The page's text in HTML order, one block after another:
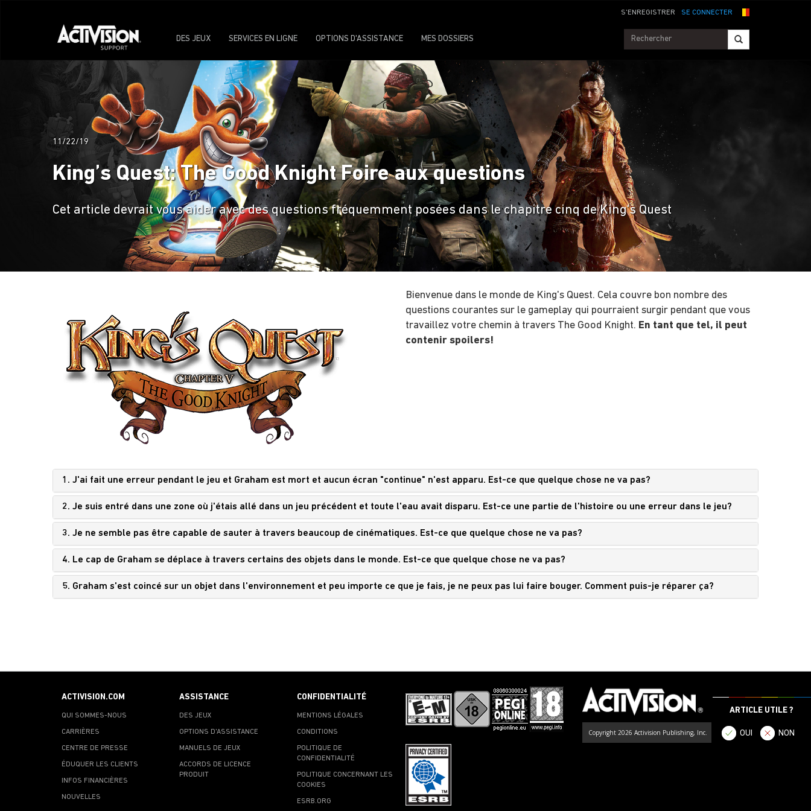
SE CONNECTER
S'ENREGISTRER
DES JEUX SERVICES EN LIGNE OPTIONS D'ASSISTANCE MES DOSSIERS
ARTICLE UTILE ?
OUI NON
11/22/19
King’s Quest: The Good Knight Foire aux questions
Cet article devrait vous aider avec des questions fréquemment posées dans le chapitre cinq de King's Quest
Bienvenue dans le monde de King's Quest. Cela couvre bon nombre des
questions courantes sur le gameplay qui pourraient surgir pendant que vous
travaillez votre chemin à travers The Good Knight. En tant que tel, il peut
contenir spoilers!
1. J'ai fait une erreur pendant le jeu et Graham est mort et aucun écran "continue" n'est apparu. Est-ce que quelque chose ne va pas?
2. Je suis entré dans une zone où j'étais allé dans un jeu précédent et toute l'eau avait disparu. Est-ce une partie de l'histoire ou une erreur dans le jeu?
3. Je ne semble pas être capable de sauter à travers beaucoup de cinématiques. Est-ce que quelque chose ne va pas?
4. Le cap de Graham se déplace à travers certains des objets dans le monde. Est-ce que quelque chose ne va pas?
5. Graham s'est coincé sur un objet dans l'environnement et peu importe ce que je fais, je ne peux pas lui faire bouger. Comment puis-je réparer ça?
ACTIVISION.COM
QUI SOMMES-NOUS
CARRIÈRES
CENTRE DE PRESSE
ÉDUQUER LES CLIENTS
INFOS FINANCIÈRES
NOUVELLES
ASSISTANCE
DES JEUX
OPTIONS D'ASSISTANCE
MANUELS DE JEUX
ACCORDS DE LICENCE
PRODUIT
CONFIDENTIALITÉ
MENTIONS LÉGALES
CONDITIONS
POLITIQUE DE
CONFIDENTIALITÉ
POLITIQUE CONCERNANT LES
COOKIES
ESRB.ORG
Copyright 2026 Activision Publishing, Inc.